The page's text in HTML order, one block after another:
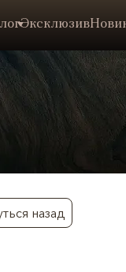
Эксклюзив
назад